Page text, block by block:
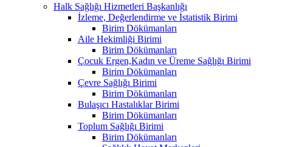
Halk Sağlığı Hizmetleri Başkanlığı
İzleme, Değerlendirme ve İstatistik Birimi
Birim Dökümanları
Aile Hekimliği Birimi
Birim Dökümanları
Çocuk Ergen,Kadın ve Üreme Sağlığı Birimi
Birim Dökümanları
Çevre Sağlığı Birimi
Birim Dökümanları
Bulaşıcı Hastalıklar Birimi
Birim Dökümanları
Toplum Sağlığı Birimi
Birim Dökümanları